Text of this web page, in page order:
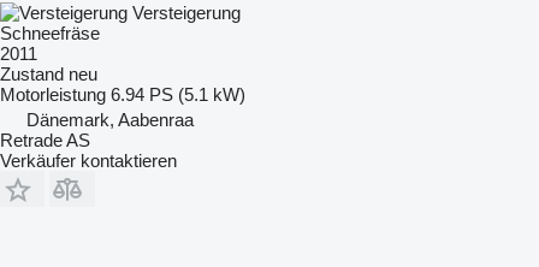
Versteigerung
Schneefräse
2011
Zustand neu
Motorleistung 6.94 PS (5.1 kW)
Dänemark, Aabenraa
Retrade AS
Verkäufer kontaktieren